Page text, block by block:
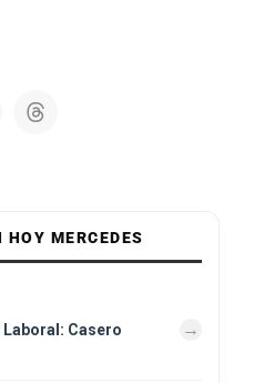
HOY MERCEDES
Laboral: Casero